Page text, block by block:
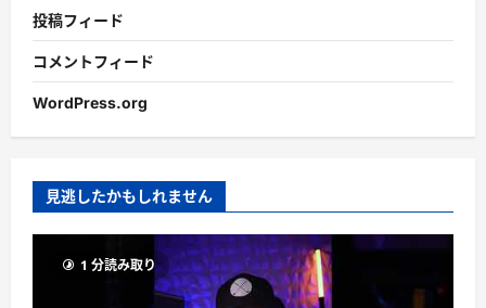
投稿フィード
コメントフィード
WordPress.org
見逃したかもしれません
1 分読み取り